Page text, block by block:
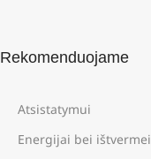
Rekomenduojame
Atsistatymui
Energijai bei ištvermei